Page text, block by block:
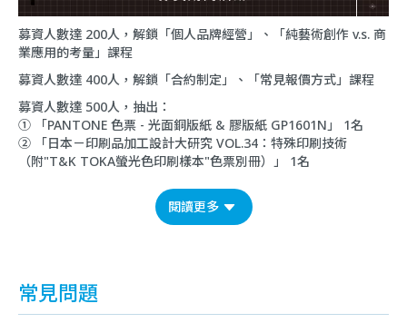
募資人數達 200人，解鎖「個人品牌經營」、「純藝術創作 v.s. 商
業應用的考量」課程
募資人數達 400人，解鎖「合約制定」、「常見報價方式」課程
募資人數達 500人，抽出：
① 「PANTONE 色票 - 光面銅版紙 & 膠版紙 GP1601N」 1名
② 「日本－印刷品加工設計大研究 VOL.34：特殊印刷技術
（附"T&K TOKA螢光色印刷樣本"色票別冊）」 1名
閱讀更多
常見問題